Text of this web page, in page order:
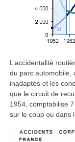
L’accidentalité
du parc automobile,
inadaptés et les
que le circuit de
1954, comptabilise
sur le coup ou dans